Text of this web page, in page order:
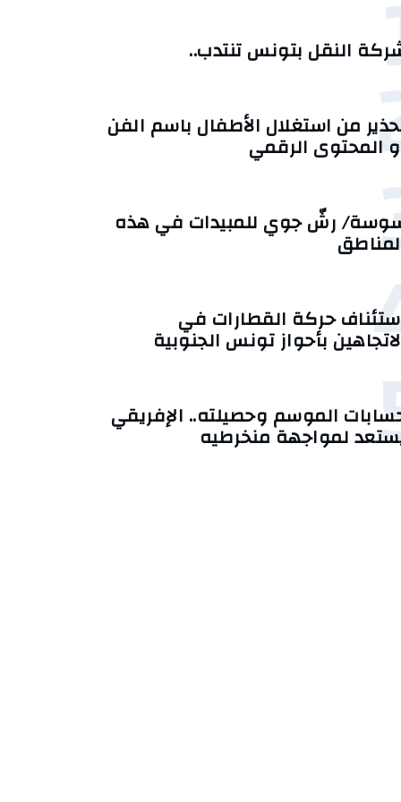
النقل بتونس تنتدب..
من استغلال الأطفال باسم الفن
المحتوى الرقمي
رشّ جوي للمبيدات في هذه
حركة القطارات في
بأحواز تونس الجنوبية
الموسم وحصيلته.. الإفريقي
لمواجهة منخرطيه